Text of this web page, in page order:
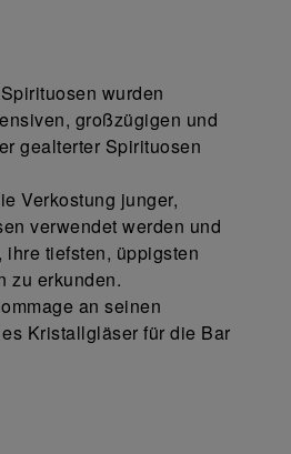
wurden
großzügigen und
gealterter Spirituosen
Verkostung junger,
verwendet werden und
tiefsten, üppigsten
zu erkunden.
an seinen
Kristallgläser für die Bar